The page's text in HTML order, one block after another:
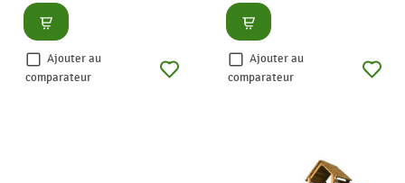
Consulter
Ajouter au
comparateur
Consulter
Ajouter au
comparateur